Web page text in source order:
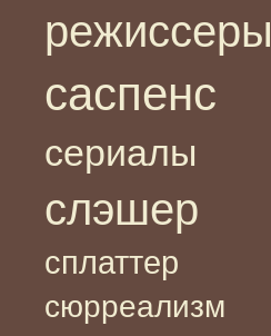
режиссеры
саспенс
сериалы
слэшер
сплаттер
сюрреализм